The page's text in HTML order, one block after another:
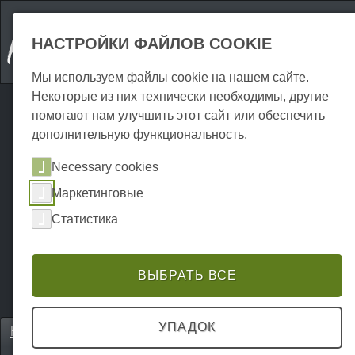
Home
Кемпинг и парковочные места
P0226UC00996
НАСТРОЙКИ ФАЙЛОВ COOKIE
Мы используем файлы cookie на нашем сайте.
Некоторые из них технически необходимы, другие
помогают нам улучшить этот сайт или обеспечить
дополнительную функциональность.
Necessary cookies
Маркетинговые
Статистика
ВЫБРАТЬ ВСЕ
УПАДОК